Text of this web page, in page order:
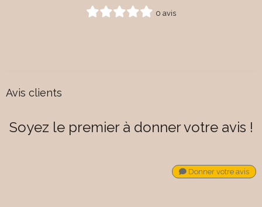
0 avis
Avis clients
Soyez le premier à donner votre avis !
Donner votre avis